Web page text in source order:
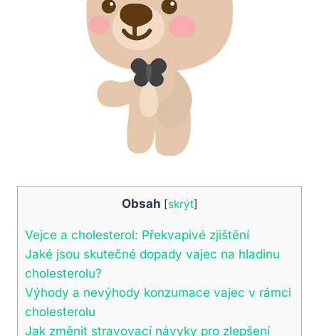
Obsah [skrýt]
Vejce a cholesterol: Překvapivé zjištění
Jaké jsou skutečné dopady vajec na hladinu
cholesterolu?
Výhody a nevýhody konzumace vajec v rámci
cholesterolu
Jak změnit stravovací návyky pro zlepšení